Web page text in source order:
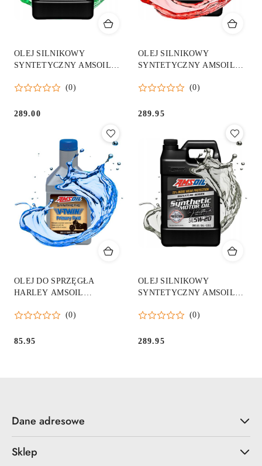
OLEJ SILNIKOWY
SYNTETYCZNY AMSOIL
SYNTH ASM 3,786L
(0)
Cena:
289.00
OLEJ SILNIKOWY
SYNTETYCZNY AMSOIL
100% SYNTH ASL 3.78
(0)
Cena:
289.95
OLEJ DO SPRZĘGŁA
HARLEY AMSOIL
PRIMARY FLUID MVP
(0)
85.95
OLEJ SILNIKOWY
SYNTETYCZNY AMSOIL
SYNTH ALM 3,786L
(0)
289.95
Dane adresowe
Sklep